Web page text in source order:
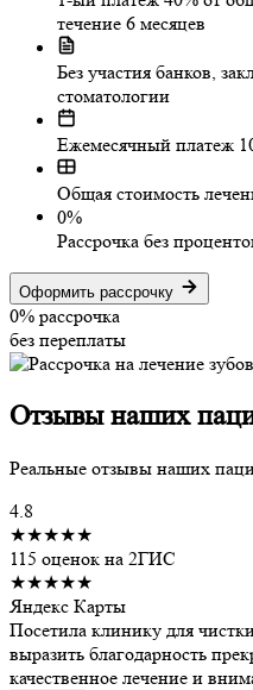
течение 6 месяцев
Без участия банков,
стоматологии
Ежемесячный платеж
Общая стоимость
0%
Рассрочка без
Оформить рассрочку
0% рассрочка
без переплаты
Отзывынаших
Реальные отзывы наших
4.8
★★★★★
115 оценок на 2ГИС
★★★★★
Яндекс Карты
Посетила клинику для
выразить благодарность
качественное лечение и